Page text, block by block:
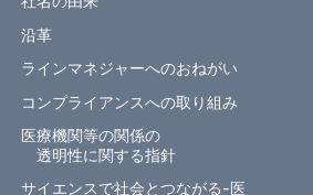
沿革
ラインマネジャーへのおねがい
コンプライアンスへの取り組み
医療機関等の関係の
透明性に関する指針
サイエンスで社会とつながる-医